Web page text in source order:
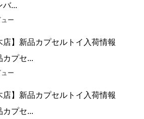
バ...
ー
店】新品カプセルトイ入荷情報
プセ...
ー
店】新品カプセルトイ入荷情報
プセ...